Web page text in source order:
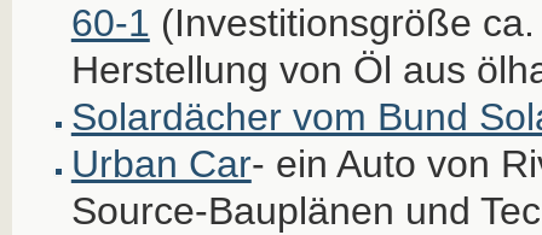
60-1 (Investitionsgröße
Herstellung von Öl aus
Solardächer vom Bund
Urban Car- ein Auto von
Source-Bauplänen und